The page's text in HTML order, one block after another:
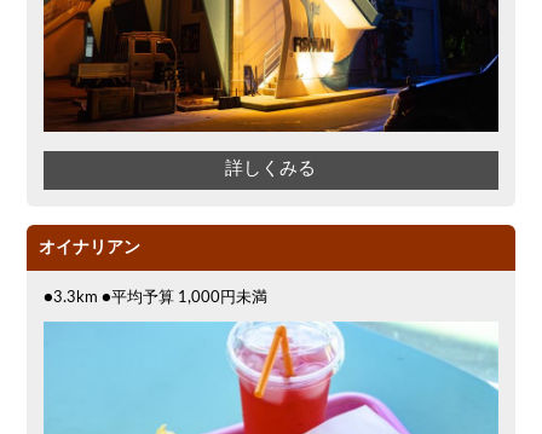
詳しくみる
オイナリアン
●3.3km ●平均予算 1,000円未満